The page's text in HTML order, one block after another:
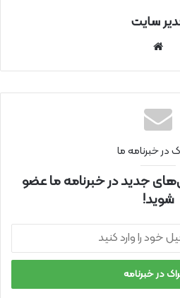
سایت
نتی
در خبرنامه ما
جدید در خبرنامه ما عضو
شوید!